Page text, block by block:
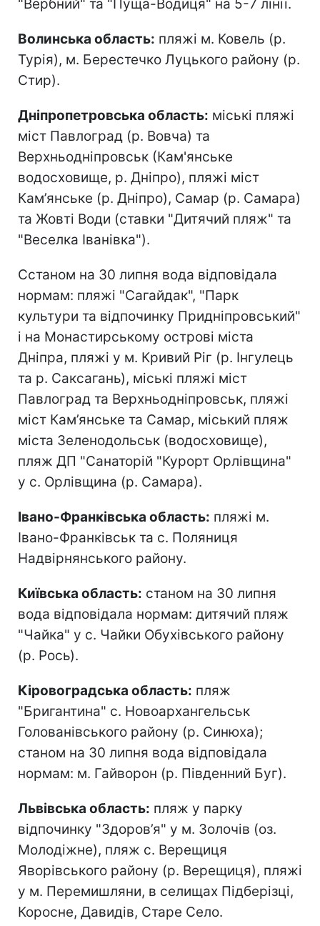
"Вербний" та "Пуща-Водиця" на 5-7 лінії.
Волинська область: пляжі м. Ковель (р.
Турія), м. Берестечко Луцького району (р.
Стир).
Дніпропетровська область: міські пляжі
міст Павлоград (р. Вовча) та
Верхньодніпровськ (Кам'янське
водосховище, р. Дніпро), пляжі міст
Кам’янське (р. Дніпро), Самар (р. Самара)
та Жовті Води (ставки "Дитячий пляж" та
"Веселка Іванівка").
Сстаном на 30 липня вода відповідала
нормам: пляжі "Сагайдак", "Парк
культури та відпочинку Придніпровський"
і на Монастирському острові міста
Дніпра, пляжі у м. Кривий Ріг (р. Інгулець
та р. Саксагань), міські пляжі міст
Павлоград та Верхньодніпровськ, пляжі
міст Кам’янське та Самар, міський пляж
міста Зеленодольськ (водосховище),
пляж ДП "Санаторій "Курорт Орлівщина"
у с. Орлівщина (р. Самара).
Івано-Франківська область: пляжі м.
Івано-Франківськ та с. Поляниця
Надвірнянського району.
Київська область: станом на 30 липня
вода відповідала нормам: дитячий пляж
"Чайка" у с. Чайки Обухівського району
(р. Рось).
Кіровоградська область: пляж
"Бригантина" с. Новоархангельськ
Голованівського району (р. Синюха);
станом на 30 липня вода відповідала
нормам: м. Гайворон (р. Південний Буг).
Львівська область: пляж у парку
відпочинку "Здоров’я" у м. Золочів (оз.
Молодіжне), пляж с. Верещиця
Яворівського району (р. Верещиця), пляжі
у м. Перемишляни, в селищах Підберізці,
Коросне, Давидів, Старе Село.